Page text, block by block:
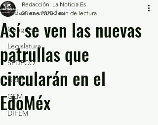
Todas las entradas
Congreso
Legislatura
SEDECO
GEM
GEM
DIFEM
Así se ven las nuevas
patrullas que
circularán en el
EdoMéx
Redacción: La Noticia Es
28 ene 2025 2 min de lectura